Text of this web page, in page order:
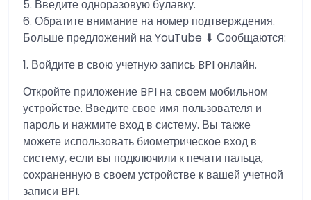
5. Введите одноразовую булавку.
6. Обратите внимание на номер подтверждения.
Больше предложений на YouTube ⬇ Сообщаются:
1. Войдите в свою учетную запись BPI онлайн.
Откройте приложение BPI на своем мобильном
устройстве. Введите свое имя пользователя и
пароль и нажмите вход в систему. Вы также
можете использовать биометрическое вход в
систему, если вы подключили к печати пальца,
сохраненную в своем устройстве к вашей учетной
записи BPI.